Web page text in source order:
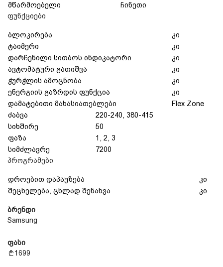
მწარმოებელი
ჩინეთი
ფუნქციები
ბლოკირება
კი
ტაიმერი
კი
დარჩენილი სითბოს ინდიკატორი
კი
ავტომატური გათიშვა
კი
ჭურჭლის ამოცნობა
კი
ენერგიის გაზრდის ფუნქცია
კი
დამატებითი მახასიათებლები
Flex Zone
ძაბვა
220-240, 380-415
სიხშირე
50
ფაზა
1, 2, 3
სიმძლავრე
7200
პროგრამები
დროებით დაპაუზება
კი
შეცხელება, ცხლად შენახვა
კი
ბრენდი
Samsung
ფასი
1699